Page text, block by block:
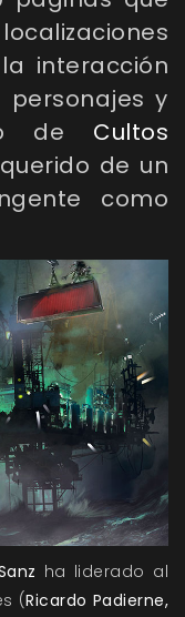
interacción
y
de Cultos
de un
como
ha liderado al
(Ricardo Padierne,